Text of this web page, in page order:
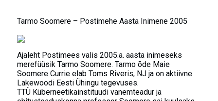
Tarmo Soomere – Postimehe Aasta Inimene 2005
Ajaleht Postimees valis 2005.a. aasta inimeseks
merefüüsik Tarmo Soomere. Tarmo õde Maie
Soomere Currie elab Toms Riveris, NJ ja on aktiivne
Lakewoodi Eesti Ühingu tegevuses.
TTÜ Küberneetikainstituudi vanemteadur ja